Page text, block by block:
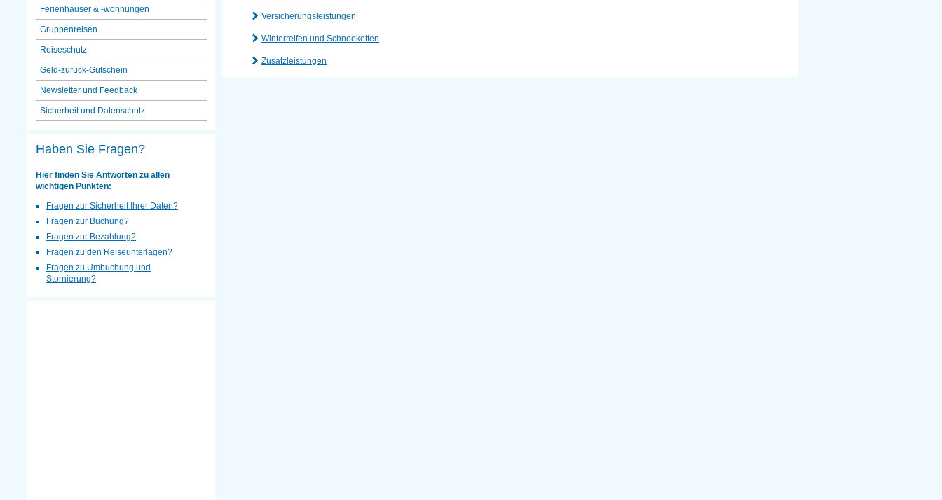
Versicherungsleistungen
Winterreifen und Schneeketten
Zusatzleistungen
Ferienhäuser & -wohnungen
Gruppenreisen
Reiseschutz
Geld-zurück-Gutschein
Newsletter und Feedback
Sicherheit und Datenschutz
Haben Sie Fragen?
Hier finden Sie Antworten zu allen
wichtigen Punkten:
Fragen zur Sicherheit Ihrer Daten?
Fragen zur Buchung?
Fragen zur Bezahlung?
Fragen zu den Reiseunterlagen?
Fragen zu Umbuchung und
Stornierung?